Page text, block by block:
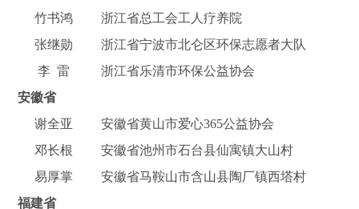
竹书鸿
浙江省总工会工人疗养院
张继勋
浙江省宁波市北仑区环保志愿者大队
李 雷
浙江省乐清市环保公益协会
安徽省
谢全亚
安徽省黄山市爱心365公益协会
邓长根
安徽省池州市石台县仙寓镇大山村
易厚掌
安徽省马鞍山市含山县陶厂镇西塔村
福建省